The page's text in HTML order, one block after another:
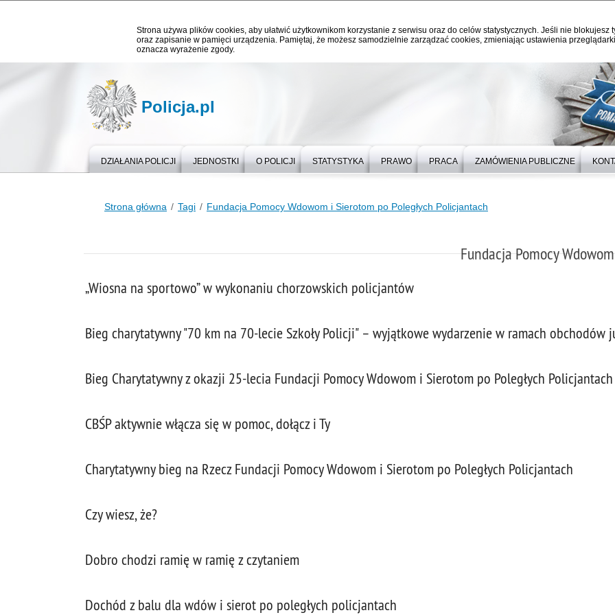
Strona używa plików cookies, aby ułatwić użytkownikom korzystanie z serwisu oraz do celów statystycznych. Jeśli nie blokujesz
oraz zapisanie w pamięci urządzenia. Pamiętaj, że możesz samodzielnie zarządzać cookies, zmieniając ustawienia
oznacza wyrażenie zgody.
Policja.pl
DZIAŁANIA POLICJI JEDNOSTKI O POLICJI STATYSTYKA PRAWO PRACA ZAMÓWIENIA PUBLICZNE
Strona główna Tagi Fundacja Pomocy Wdowom i Sierotom po Poległych Policjantach
Fundacja Pomocy
„Wiosna na sportowo” w wykonaniu chorzowskich policjantów
Bieg charytatywny "70 km na 70-lecie Szkoły Policji" – wyjątkowe wydarzenie w ramach obchodów
Bieg Charytatywny z okazji 25-lecia Fundacji Pomocy Wdowom i Sierotom po Poległych Policjantach
CBŚP aktywnie włącza się w pomoc, dołącz i Ty
Charytatywny bieg na Rzecz Fundacji Pomocy Wdowom i Sierotom po Poległych Policjantach
Czy wiesz, że?
Dobro chodzi ramię w ramię z czytaniem
Dochód z balu dla wdów i sierot po poległych policjantach